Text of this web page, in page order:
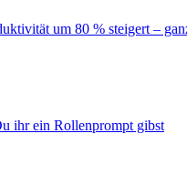
um 80 % steigert –
ihr ein Rollenprompt gibst